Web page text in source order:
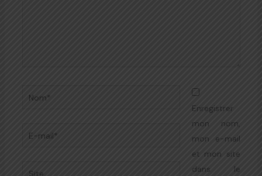
Nom*
E-
Site
Enregistrer
mon nom,
mon e-mail
et mon site
dans le